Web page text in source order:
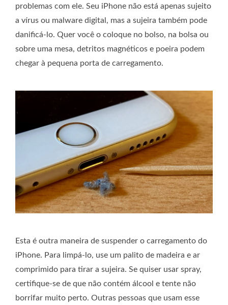
problemas com ele. Seu iPhone não está apenas sujeito
a vírus ou malware digital, mas a sujeira também pode
danificá-lo. Quer você o coloque no bolso, na bolsa ou
sobre uma mesa, detritos magnéticos e poeira podem
chegar à pequena porta de carregamento.
Esta é outra maneira de suspender o carregamento do
iPhone. Para limpá-lo, use um palito de madeira e ar
comprimido para tirar a sujeira. Se quiser usar spray,
certifique-se de que não contém álcool e tente não
borrifar muito perto. Outras pessoas que usam esse